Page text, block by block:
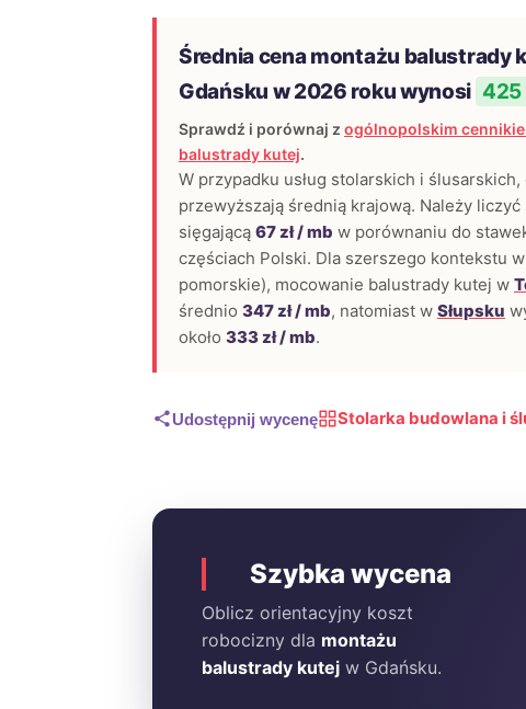
Średnia cena montażu balustrady
Gdańsku w 2026 roku wynosi 425
Sprawdź i porównaj z ogólnopolskim
balustrady kutej.
W przypadku usług stolarskich i ślusarskich,
przewyższają średnią krajową. Należy liczyć
sięgającą 67 zł / mb w porównaniu do
częściach Polski. Dla szerszego kontekstu
pomorskie), mocowanie balustrady kutej w
średnio 347 zł / mb, natomiast w Słupsku
około 333 zł / mb.
Udostępnij wycenę Stolarka budowlana i
Szybka wycena
Oblicz orientacyjny koszt
robocizny dla montażu
balustrady kutej w Gdańsku.